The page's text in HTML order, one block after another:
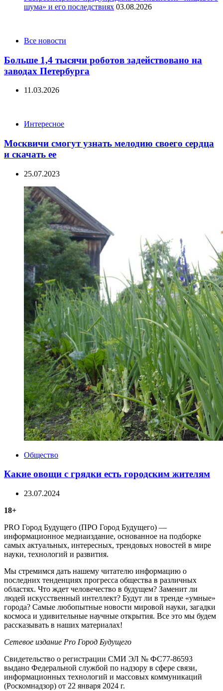
шума» и его последствиях 03.08.2026
CategoriesВсе новости
Больше 1,4 тысячи роботов задействовано на
заводах Петербурга
11.03.2026
CategoriesИнтересное
Москвичи смогут узнать мелодию своего сердца
и скачать ее
25.07.2023
CategoriesОбщество
Какие овощи с грядки есть городским жителям
23.07.2024
18+
PRO Город Будущего (ПРО Город Будущего) —
информационное медиаиздание, основанное на подборке
самых актуальных, интересных, трендовых новостей в мире
науки, технологий и развития.
Мы стремимся дать нашему читателю информацию о
последних тенденциях прогресса общества в различных
областях. Что ждет человечество в будущем? Заменит ли
людей искусственный интеллект? Будут ли в тренде «умные»
города? Самые любопытные новости мировой науки, загадки
космоса и удивительные научные открытия. Все это мы будем
рассказывать в наших материалах!
Сетевое издание Рrо Город Будущего
Свидетельство о регистрации СМИ ЭЛ № ФС77-86593
выдано Федеральной службой по надзору в сфере связи,
информационных технологий и массовых коммуникаций
(Роскомнадзор) от 22 января 2024 г.